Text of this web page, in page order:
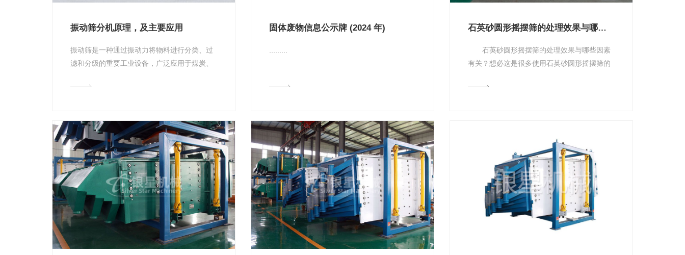
振动筛分机原理，及主要应用
振动筛是一种通过振动力将物料进行分类、过
滤和分级的重要工业设备，广泛应用于煤炭、
是...
固体废物信息公示牌 (2024 年)
.........
石英砂圆形摇摆筛的处理效果与哪些因素有关？
石英砂圆形摇摆筛的处理效果与哪些因素
有关？想必这是很多使用石英砂圆形摇摆筛的
形...